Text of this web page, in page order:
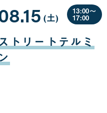
トリートテルミ
ン
月
(土曜
日
)
13:00〜
17:00